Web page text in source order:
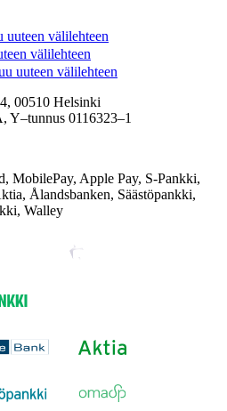
uuteen välilehteen
välilehteen
uuteen välilehteen
00510 Helsinki
Y–tunnus 0116323–1
MobilePay, Apple Pay, S-Pankki,
Ålandsbanken, Säästöpankki,
Walley